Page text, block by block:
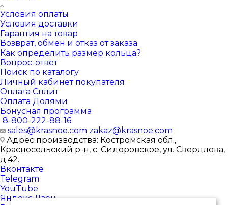
Условия оплаты
Условия доставки
Гарантия на товар
Возврат, обмен и отказ от заказа
Как определить размер кольца?
Вопрос-ответ
Поиск по каталогу
Личный кабинет покупателя
Оплата Сплит
Оплата Долями
Бонусная программа
8-800-222-88-16
sales@krasnoe.com zakaz@krasnoe.com
Адрес производства: Костромская обл.,
Красносельский р-н, с. Сидоровское, ул. Свердлова,
д.42.
Вконтакте
Telegram
YouTube
Яндекс.Дзен